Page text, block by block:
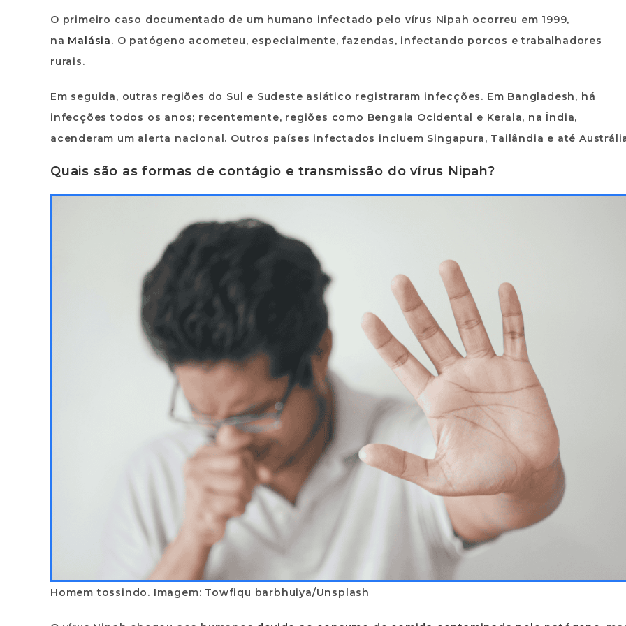
O primeiro caso documentado de um humano infectado pelo vírus Nipah ocorreu em 1999,
na Malásia. O patógeno acometeu, especialmente, fazendas, infectando porcos e trabalhadores
rurais.
Em seguida, outras regiões do Sul e Sudeste asiático registraram infecções. Em Bangladesh, há
infecções todos os anos; recentemente, regiões como Bengala Ocidental e Kerala, na Índia,
acenderam um alerta nacional. Outros países infectados incluem Singapura, Tailândia e até
Quais são as formas de contágio e transmissão do vírus Nipah?
Homem tossindo. Imagem: Towfiqu barbhuiya/Unsplash